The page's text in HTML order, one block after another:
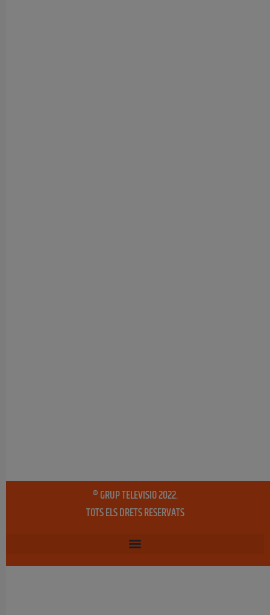
® GRUP TELEVISIO 2022.
TOTS ELS DRETS RESERVATS